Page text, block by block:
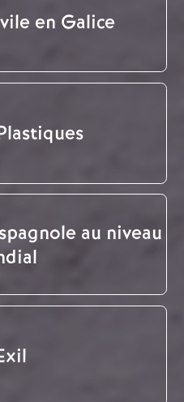
en Galice
au niveau